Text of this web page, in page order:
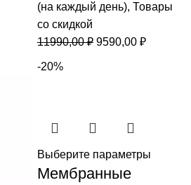
8790,00 ₽.
(на каждый день), Товары
со скидкой
11990,00₽ Первоначальная
9590,00 ₽Текущая
-20%
Выберите параметры
Мембранные